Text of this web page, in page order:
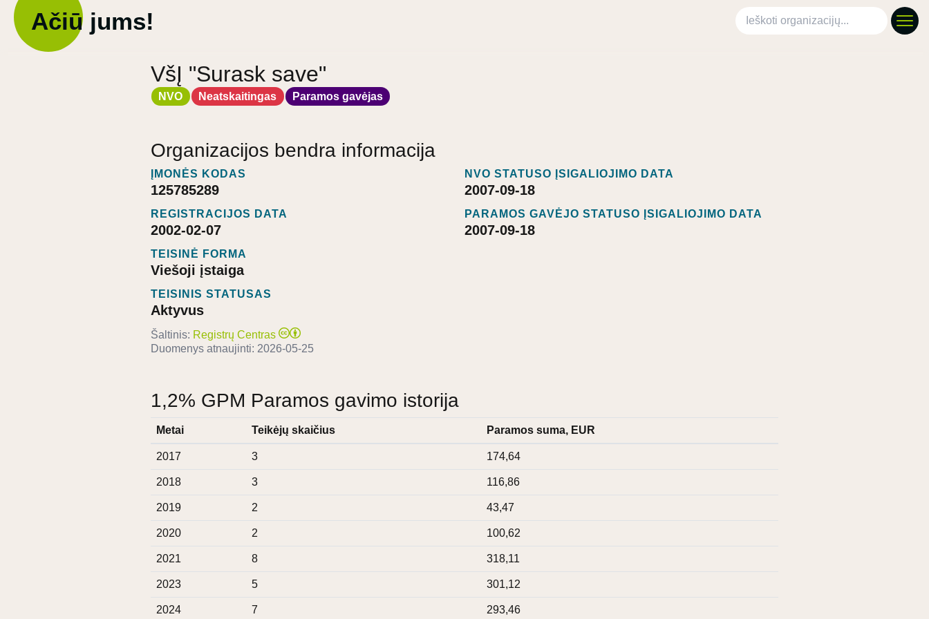
Ačiū jums! Ieškoti organizacijų
VšĮ "Surask save"
NVO Neatskaitingas Paramos gavėjas
Organizacijos bendra informacija
ĮMONĖS KODAS
125785289
REGISTRACIJOS DATA
2002-02-07
TEISINĖ FORMA
Viešoji įstaiga
TEISINIS STATUSAS
Aktyvus
NVO STATUSO ĮSIGALIOJIMO DATA
2007-09-18
PARAMOS GAVĖJO STATUSO ĮSIGALIOJIMO DATA
2007-09-18
Šaltinis: Registrų Centras
Duomenys atnaujinti: 2026-05-25
1,2% GPM Paramos gavimo istorija
Metai Teikėjų skaičius Paramos suma, EUR
2017 3 174,64
2018 3 116,86
2019 2 43,47
2020 2 100,62
2021 8 318,11
2023 5 301,12
2024 7 293,46